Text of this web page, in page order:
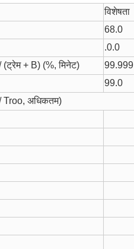
विशेषता
68.0
.0.0
(ट्रेम + B) (%, मिनेट) 99.999
99.0
Troo, अधिकतम)